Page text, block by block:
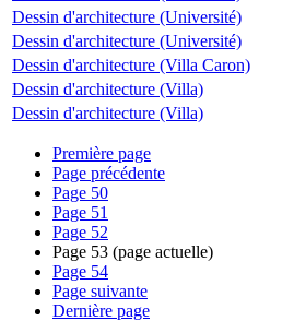
Dessin d'architecture (Université)
Dessin d'architecture (Université)
Dessin d'architecture (Villa Caron)
Dessin d'architecture (Villa)
Dessin d'architecture (Villa)
Première page
Page précédente
Page 50
Page 51
Page 52
Page 53 (page actuelle)
Page 54
Page suivante
Dernière page